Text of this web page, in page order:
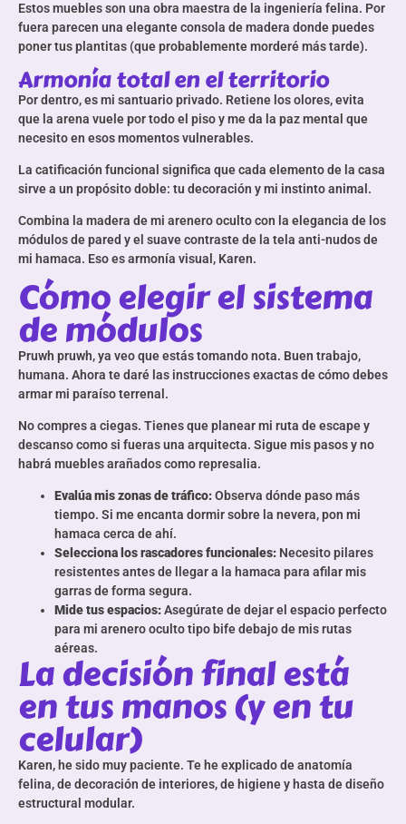
Estos muebles son una obra maestra de la ingeniería felina. Por
fuera parecen una elegante consola de madera donde puedes
poner tus plantitas (que probablemente morderé más tarde).
Armonía total en el territorio
Por dentro, es mi santuario privado. Retiene los olores, evita
que la arena vuele por todo el piso y me da la paz mental que
necesito en esos momentos vulnerables.
La catificación funcional significa que cada elemento de la casa
sirve a un propósito doble: tu decoración y mi instinto animal.
Combina la madera de mi arenero oculto con la elegancia de los
módulos de pared y el suave contraste de la tela anti-nudos de
mi hamaca. Eso es armonía visual, Karen.
Cómo elegir el sistema
de módulos
Pruwh pruwh, ya veo que estás tomando nota. Buen trabajo,
humana. Ahora te daré las instrucciones exactas de cómo debes
armar mi paraíso terrenal.
No compres a ciegas. Tienes que planear mi ruta de escape y
descanso como si fueras una arquitecta. Sigue mis pasos y no
habrá muebles arañados como represalia.
Evalúa mis zonas de tráfico:Observa dónde paso más
tiempo. Si me encanta dormir sobre la nevera, pon mi
hamaca cerca de ahí.
Selecciona los rascadores funcionales: Necesito pilares
resistentes antes de llegar a la hamaca para afilar mis
garras de forma segura.
Mide tus espacios:Asegúrate de dejar el espacio perfecto
para mi arenero oculto tipo bife debajo de mis rutas
aéreas.
La decisión final está
en tus manos (y en tu
celular)
Karen, he sido muy paciente. Te he explicado de anatomía
felina, de decoración de interiores, de higiene y hasta de diseño
estructural modular.